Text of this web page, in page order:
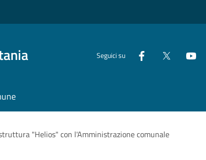
Seguici su
"Helios" con l'Amministrazione comunale